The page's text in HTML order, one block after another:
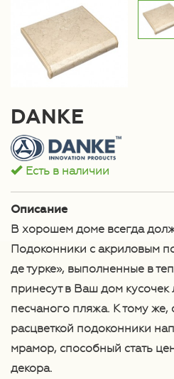
DANKE
Есть в наличии
Описание
В хорошем доме всегда
Подоконники с акриловым
де турке», выполненные в
принесут в Ваш дом кусочек
песчаного пляжа. К тому
расцветкой подоконники
мрамор, способный стать
декора.